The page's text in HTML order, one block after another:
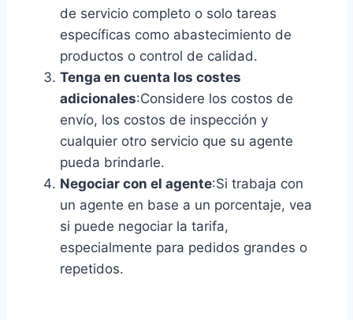
de servicio completo o solo tareas
específicas como abastecimiento de
productos o control de calidad.
Tenga en cuenta los costes
adicionales:Considere los costos de
envío, los costos de inspección y
cualquier otro servicio que su agente
pueda brindarle.
Negociar con el agente:Si trabaja con
un agente en base a un porcentaje, vea
si puede negociar la tarifa,
especialmente para pedidos grandes o
repetidos.